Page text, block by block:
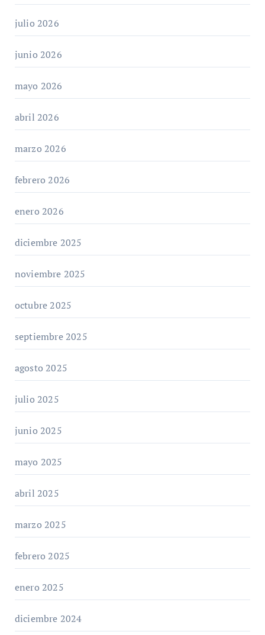
julio 2026
junio 2026
mayo 2026
abril 2026
marzo 2026
febrero 2026
enero 2026
diciembre 2025
noviembre 2025
octubre 2025
septiembre 2025
agosto 2025
julio 2025
junio 2025
mayo 2025
abril 2025
marzo 2025
febrero 2025
enero 2025
diciembre 2024